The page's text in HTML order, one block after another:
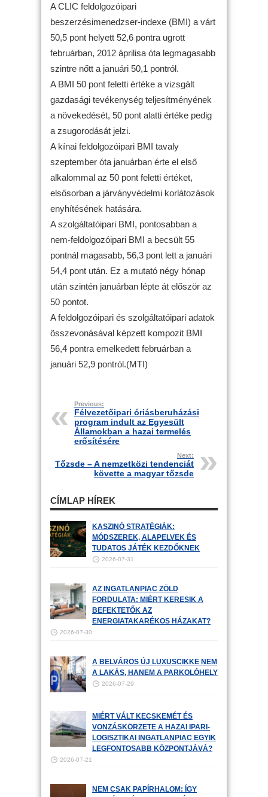
A CLIC feldolgozóipari
beszerzésimenedzser-indexe (BMI) a várt
50,5 pont helyett 52,6 pontra ugrott
februárban, 2012 áprilisa óta legmagasabb
szintre nőtt a januári 50,1 pontról.
A BMI 50 pont feletti értéke a vizsgált
gazdasági tevékenység teljesítményének
a növekedését, 50 pont alatti értéke pedig
a zsugorodását jelzi.
A kínai feldolgozóipari BMI tavaly
szeptember óta januárban érte el első
alkalommal az 50 pont feletti értéket,
elsősorban a járványvédelmi korlátozások
enyhítésének hatására.
A szolgáltatóipari BMI, pontosabban a
nem-feldolgozóipari BMI a becsült 55
pontnál magasabb, 56,3 pont lett a januári
54,4 pont után. Ez a mutató négy hónap
után szintén januárban lépte át először az
50 pontot.
A feldolgozóipari és szolgáltatóipari adatok
összevonásával képzett kompozit BMI
56,4 pontra emelkedett februárban a
januári 52,9 pontról.(MTI)
Previous:
Félvezetőipari óriásberuházási
program indult az Egyesült
Államokban a hazai termelés
erősítésére
Next:
Tőzsde – A nemzetközi tendenciát
követte a magyar tőzsde
CÍMLAP HÍREK
KASZINÓ STRATÉGIÁK:
MÓDSZEREK, ALAPELVEK ÉS
TUDATOS JÁTÉK KEZDŐKNEK
2026-07-31
AZ INGATLANPIAC ZÖLD
FORDULATA: MIÉRT KERESIK A
BEFEKTETŐK AZ
ENERGIATAKARÉKOS HÁZAKAT?
2026-07-30
A BELVÁROS ÚJ LUXUSCIKKE NEM
A LAKÁS, HANEM A PARKOLÓHELY
2026-07-29
MIÉRT VÁLT KECSKEMÉT ÉS
VONZÁSKÖRZETE A HAZAI IPARI-
LOGISZTIKAI INGATLANPIAC EGYIK
LEGFONTOSABB KÖZPONTJÁVÁ?
2026-07-21
NEM CSAK PAPÍRHALOM: ÍGY